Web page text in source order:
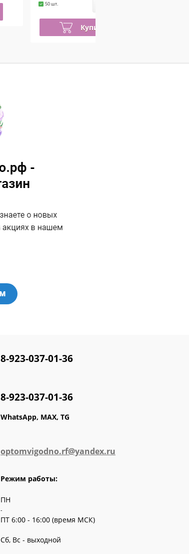
8-923-037-01-36
8-923-037-01-36
WhatsApp, MAX, TG
optomvigodno.rf@yandex.ru
Режим работы:
ПН
-
ПТ 6:00 - 16:00 (время МСК)
Сб, Вс - выходной